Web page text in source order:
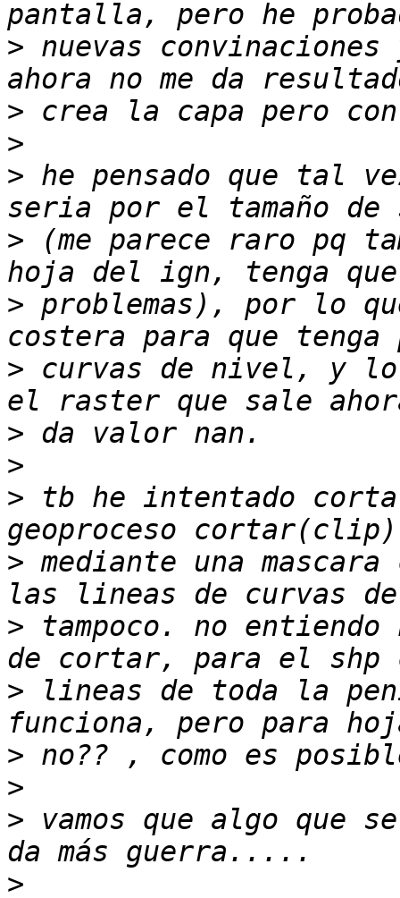
> nuevas
>
>
> he pensado que tal
> (me parece raro pq
> problemas), por lo
> curvas de nivel, y lo
>
>
> tb he intentado
> mediante una
> tampoco. no entiendo
> lineas de toda la
>
>
> vamos que algo que
>